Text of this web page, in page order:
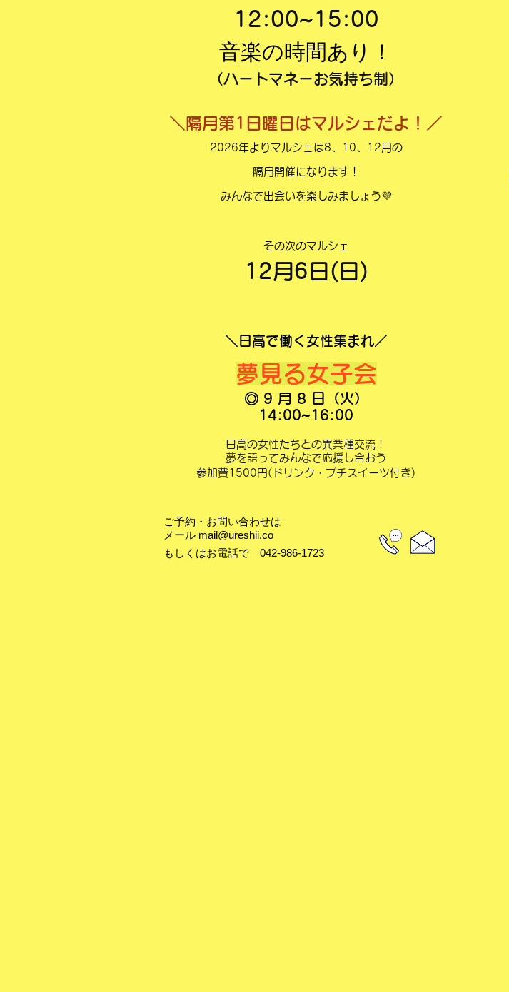
​12:00~15:00
音楽の時間あり！
（ハートマネーお気持ち制）
＼ ​隔月 第1日曜日はマルシェだよ！／
2026年よりマルシェは8、10、12月の
​隔月開催になります！
みんなで出会いを楽しみましょう💜
​その次のマルシェ
12月6 日(日)
＼日高で働く女性集まれ／
夢見る女子会
◎ 9 月 8 日（火）
14:00~16:00
日高の女性たちとの異業種交流！
​夢を語ってみんなで応援し合おう
参加費1500円(ドリンク・プチスイーツ付き)
ご予約・お問い合わせは
メール mail@ureshii.co
​もしくはお電話で 042-986-1723